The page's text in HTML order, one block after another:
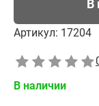
В
Артикул: 17204
В наличии